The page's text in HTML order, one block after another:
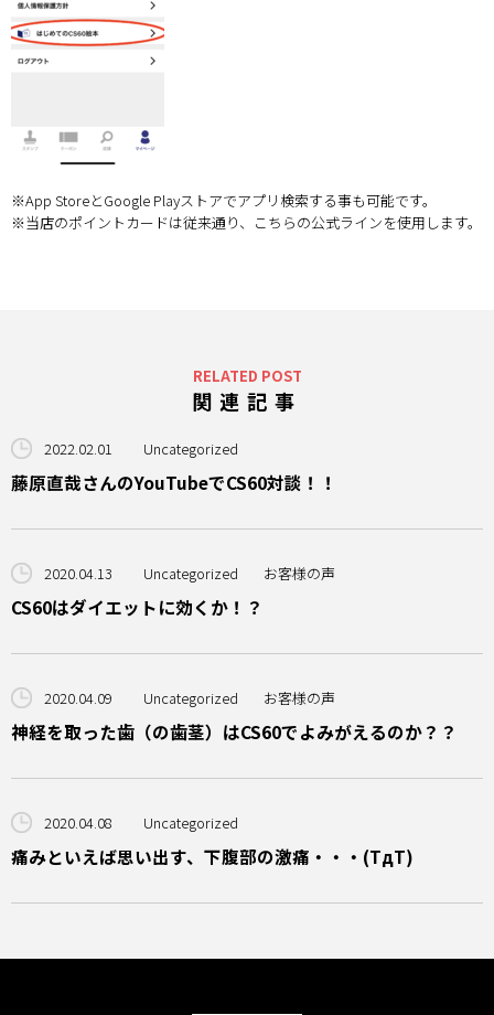
※App StoreとGoogle Playストアでアプリ検索する事も可能です。
※当店のポイントカードは従来通り、こちらの公式ラインを使用します。
RELATED POST
関連記事
2022.02.01 Uncategorized
藤原直哉さんのYouTubeでCS60対談！！
2020.04.13 Uncategorized お客様の声
CS60はダイエットに効くか！？
2020.04.09 Uncategorized お客様の声
神経を取った歯（の歯茎）はCS60でよみがえるのか？？
2020.04.08 Uncategorized
痛みといえば思い出す、下腹部の激痛・・・(TдT)